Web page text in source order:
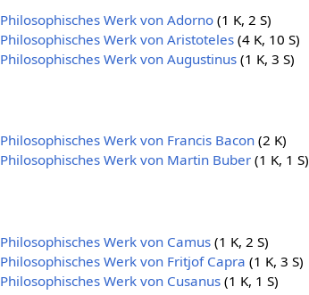
Philosophisches Werk von Adorno (1 K, 2 S)
Philosophisches Werk von Aristoteles (4 K, 10 S)
Philosophisches Werk von Augustinus (1 K, 3 S)
Philosophisches Werk von Francis Bacon (2 K)
Philosophisches Werk von Martin Buber (1 K, 1 S)
Philosophisches Werk von Camus (1 K, 2 S)
Philosophisches Werk von Fritjof Capra (1 K, 3 S)
Philosophisches Werk von Cusanus (1 K, 1 S)